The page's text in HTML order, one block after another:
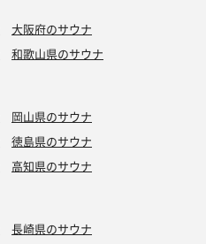
大阪府のサウナ
和歌山県のサウナ
岡山県のサウナ
徳島県のサウナ
高知県のサウナ
長崎県のサウナ